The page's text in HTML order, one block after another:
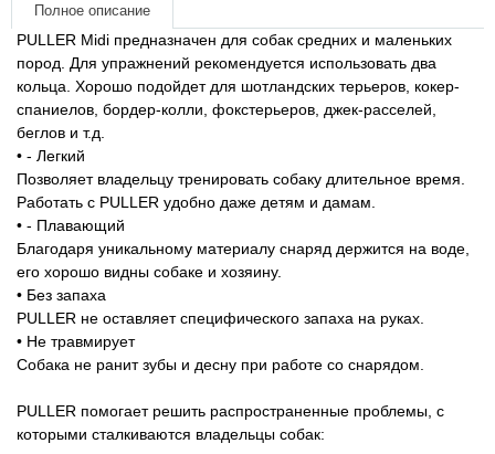
Полное описание
PULLER Midi предназначен для собак средних и маленьких
пород. Для упражнений рекомендуется использовать два
кольца. Хорошо подойдет для шотландских терьеров, кокер-
спаниелов, бордер-колли, фокстерьеров, джек-расселей,
беглов и т.д.
• - Легкий
Позволяет владельцу тренировать собаку длительное время.
Работать с PULLER удобно даже детям и дамам.
• - Плавающий
Благодаря уникальному материалу снаряд держится на воде,
его хорошо видны собаке и хозяину.
• Без запаха
PULLER не оставляет специфического запаха на руках.
• Не травмирует
Собака не ранит зубы и десну при работе со снарядом.
PULLER помогает решить распространенные проблемы, с
которыми сталкиваются владельцы собак:
Подарочные сертификаты
Товары для голубей
Товары для грызунов
Товары для лошадей
Товары для людей
Хозряд - хозтовары оптом
Популярные зоотовары
Архив / Снято с производства